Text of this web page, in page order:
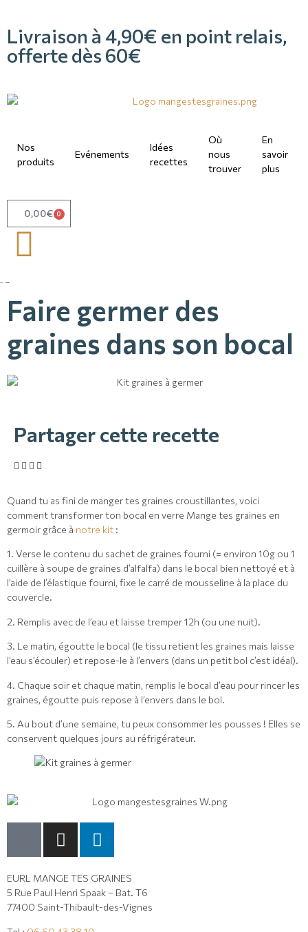
Livraison à 4,90€ en point relais,
offerte dès 60€
Nos
produits
Evénements
Idées
recettes
Où
nous
trouver
En
savoir
plus
0,00€ 0
Faire germer des
graines dans son bocal
Partager cette recette
Quand tu as fini de manger tes graines croustillantes, voici
comment transformer ton bocal en verre Mange tes graines en
germoir grâce à notre kit :
1. Verse le contenu du sachet de graines fourni (= environ 10g ou 1
cuillère à soupe de graines d’alfalfa) dans le bocal bien nettoyé et à
l’aide de l’élastique fourni, fixe le carré de mousseline à la place du
couvercle.
2. Remplis avec de l’eau et laisse tremper 12h (ou une nuit).
3. Le matin, égoutte le bocal (le tissu retient les graines mais laisse
l’eau s’écouler) et repose-le à l’envers (dans un petit bol c’est idéal).
4. Chaque soir et chaque matin, remplis le bocal d’eau pour rincer les
graines, égoutte puis repose à l’envers dans le bol.
5. Au bout d’une semaine, tu peux consommer les pousses ! Elles se
conservent quelques jours au réfrigérateur.
EURL MANGE TES GRAINES
5 Rue Paul Henri Spaak – Bat. T6
77400 Saint-Thibault-des-Vignes